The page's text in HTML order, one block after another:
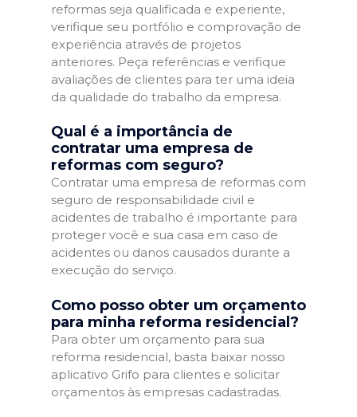
reformas seja qualificada e experiente,
verifique seu portfólio e comprovação de
experiência através de projetos
anteriores. Peça referências e verifique
avaliações de clientes para ter uma ideia
da qualidade do trabalho da empresa.
Qual é a importância de
contratar uma empresa de
reformas com seguro?
Contratar uma empresa de reformas com
seguro de responsabilidade civil e
acidentes de trabalho é importante para
proteger você e sua casa em caso de
acidentes ou danos causados durante a
execução do serviço.
Como posso obter um orçamento
para minha reforma residencial?
Para obter um orçamento para sua
reforma residencial, basta baixar nosso
aplicativo Grifo para clientes e solicitar
orçamentos às empresas cadastradas.